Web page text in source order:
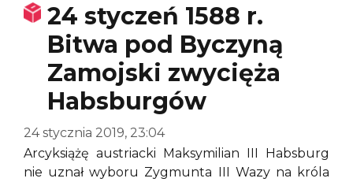
24 styczeń 1588 r.
Bitwa pod Byczyną
Zamojski zwycięża
Habsburgów
24 stycznia 2019, 23:04
Arcyksiążę austriacki Maksymilian III Habsburg
nie uznał wyboru Zygmunta III Wazy na króla